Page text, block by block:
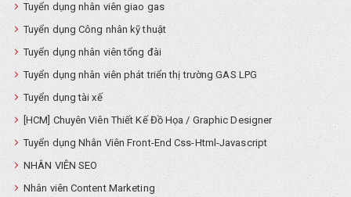
Tuyển dụng nhân viên giao gas
Tuyển dụng Công nhân kỹ thuật
Tuyển dụng nhân viên tổng đài
Tuyển dụng nhân viên phát triển thị trường GAS LPG
Tuyển dụng tài xế
[HCM] Chuyên Viên Thiết Kế Đồ Họa / Graphic Designer
Tuyển dụng Nhân Viên Front-End Css-Html-Javascript
NHÂN VIÊN SEO
Nhân viên Content Marketing